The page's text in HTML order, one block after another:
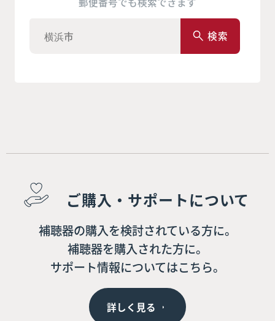
検索
ご購入・サポートについて
補聴器の購入を検討されている方に。
補聴器を購入された方に。
サポート情報についてはこちら。
詳しく見る